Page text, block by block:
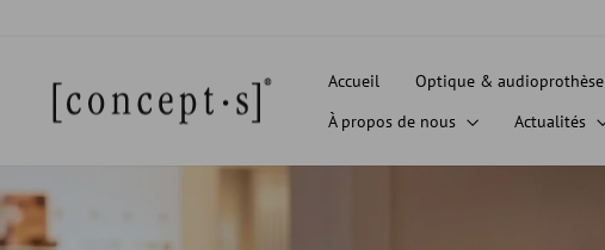
Accueil Optique & audioprothèse
À propos de nous
Actualités